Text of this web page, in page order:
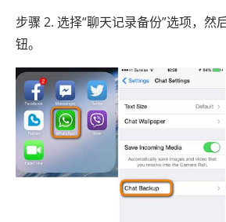
步骤 2. 选择“聊天记录备份”选项，然
钮。